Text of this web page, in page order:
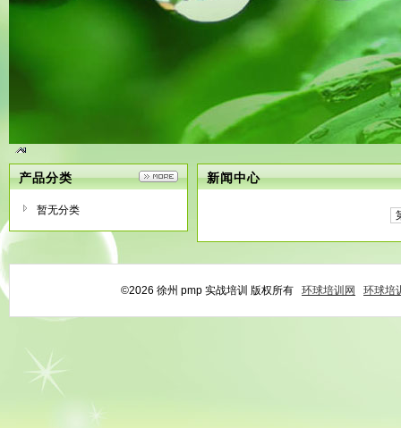
产品分类
暂无分类
新闻中心
©2026 徐州 pmp 实战培训 版权所有 环球培训网 环球培